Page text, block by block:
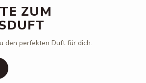
ZUM
den perfekten Duft für dich.